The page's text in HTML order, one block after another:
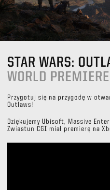
STAR WARS:
WORLD
Przygotuj się na przygodę w
Outlaws!
Dziękujemy Ubisoft, Massive
Zwiastun CGI miał premierę na